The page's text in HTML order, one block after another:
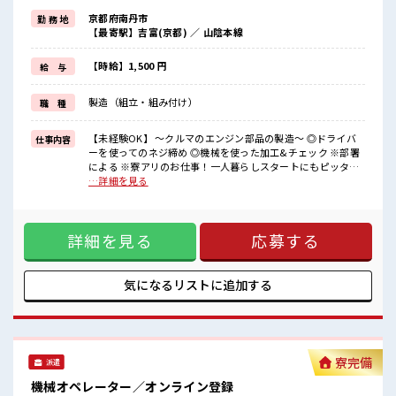
『家電を揃えるお金がナイ』
そんな方にオススメ↓↓
TV/冷蔵庫/洗濯機/エアコンなどは備え付け！
赴任時は現地までの移動交通費も規定支給！
＼◎*無期雇用派遣◎*/
◎当社と期間制限のない雇用契約を結んだ上で、
派遣先で働けます◎
大手企業の技術を身につけてスキルUPを目指しませんか(*≧∀≦)
■職場の雰囲気
《男性スタッフさんも多数カツヤク中》
分からないことも聞きやすい職場！
「吉富」駅より無料送迎バス有★
売店・社員食堂・ロッカー完備！
勤 務 地
京都府南丹市
【最寄駅】吉富(京都) ／ 山陰本線
給 与 【時給】1,500 円
職 種 製造（組立・組み付け）
仕事内容
【未経験OK】 ～クルマのエンジン部品の製造～ ◎ドライバ
ーを使ってのネジ締め ◎機械を使った加工&チェック ※部署
による ※寮アリのお仕事！一人暮らしスタートにもピッタリ
♪ ■お仕事PR ＼◎*人気の京都エリアで1人暮らし◎*/ なん
ススメ↓↓ TV/冷蔵庫/洗濯機/エアコンなどは備え付け！ 赴任
時は現地までの移動交通費も規定支給！ ＼◎*無期雇用派遣
◎*/ ◎当社と期間制限のない雇用契約を結んだ上で、 派遣先
で働けます◎ 大手企業の技術を身につけてスキルUPを目指し
ませんか(*≧∀≦) ■職場の雰囲気 《男性スタッフさんも多数
カツヤク中》 分からないことも聞きやすい職場！ 空調完備で
「吉富」駅より無料送迎バス有★ 売店・社員食堂・ロッカー
完備！ #ryo
…詳細を見る
詳細を見る 応募する
気になるリストに追加する
派遣
機械オペレーター／オンライン登録
寮完備